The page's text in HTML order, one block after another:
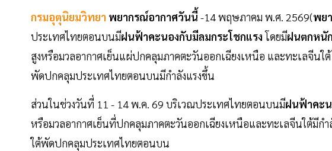
กรมอุตุนิยมวิทยา พยากรณ์อากาศวันนี้ -14 พฤษภาคม พ.ศ. 2569(พย
ประเทศไทยตอนบนมีฝนฟ้าคะนองกับมีลมกระโชกแรงโดยมีฝนตกหนัก
สูงหรือมวลอากาศเย็นแผ่ปกคลุมภาคตะวันออกเฉียงเหนือ และทะเลจีนใ
พัดปกคลุมประเทศไทยตอนบนมีกำลังแรงขึ้น
ส่วนในช่วงวันที่ 11 - 14 พ.ค. 69 บริเวณประเทศไทยตอนบนมีฝนฟ้าคะ
หรือมวลอากาศเย็นที่ปกคลุมภาคตะวันออกเฉียงเหนือและทะเลจีนใต้มีก
ใต้พัดปกคลุมประเทศไทยตอนบน